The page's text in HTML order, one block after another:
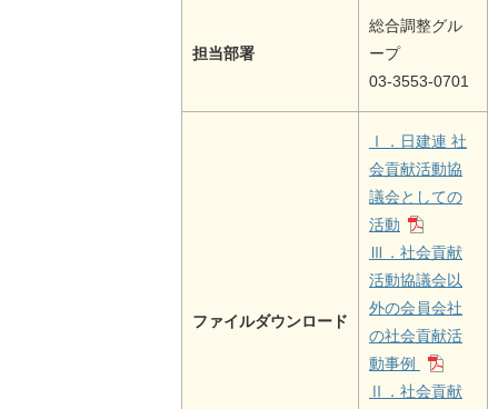
担当部署
総合調整グル
ープ
03-3553-0701
ファイルダウンロード
Ⅰ．日建連 社
会貢献活動協
議会としての
活動
Ⅲ．社会貢献
活動協議会以
外の会員会社
の社会貢献活
動事例
Ⅱ．社会貢献